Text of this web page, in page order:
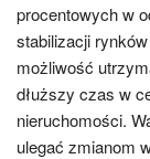
procentowych w
stabilizacji
możliwość
dłuższy czas w
nieruchomości.
ulegać zmianom